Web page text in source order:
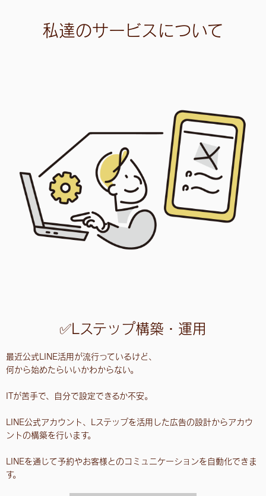
私達のサービスについて
✅Lステップ構築・運用
最近公式LINE活用が流行っているけど、
何から始めたらいいかわからない。
ITが苦手で、自分で設定できるか不安。
LINE公式アカウント、Lステップを活用した広告の設計からアカウ
ントの構築を行います。
LINEを通じて予約やお客様とのコミュニケーションを自動化できま
す。